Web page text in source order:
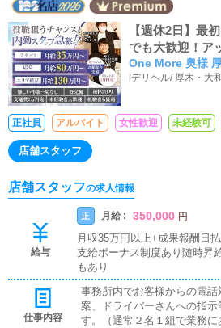
【週休2日】最
でも大歓迎！ア
5万スタート！
One More 奥様
[デリヘル/ 厚木・大
正社員 アルバイト 女性歓迎 未経験可
店舗スタッフ
店舗スタッフの求人情報
給与
正 月給 : 350,000 円
月収35万円以上+成果報酬日
支給ボーナス制度あり随時昇
もあり
仕事内容
事務所内でお客様からの電
案、ドライバーさんへの指
す。（通常２名１組で業務